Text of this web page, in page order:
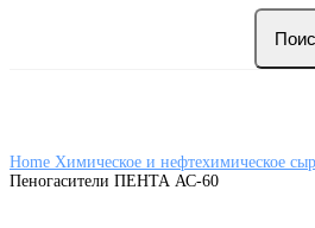
Home Химическое и нефтехимическое
Пеногасители ПЕНТА АС-60